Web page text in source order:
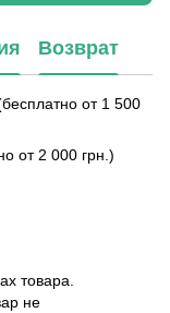
Возврат
от 1 500
от 2 000 грн.)
товара.
не